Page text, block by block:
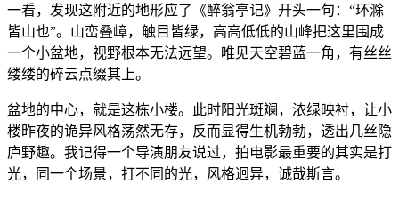
一看，发现这附近的地形应了《醉翁亭记》开头一句：“环滁
皆山也”。山峦叠嶂，触目皆绿，高高低低的山峰把这里围成
一个小盆地，视野根本无法远望。唯见天空碧蓝一角，有丝丝
缕缕的碎云点缀其上。
盆地的中心，就是这栋小楼。此时阳光斑斓，浓绿映衬，让小
楼昨夜的诡异风格荡然无存，反而显得生机勃勃，透出几丝隐
庐野趣。我记得一个导演朋友说过，拍电影最重要的其实是打
光，同一个场景，打不同的光，风格迥异，诚哉斯言。